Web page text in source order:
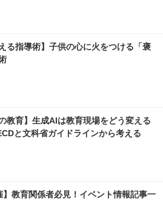
る指導術】子供の心に火をつける「褒
教育】生成AIは教育現場をどう変える
と文科省ガイドラインから考える
】教育関係者必見！イベント情報記事一